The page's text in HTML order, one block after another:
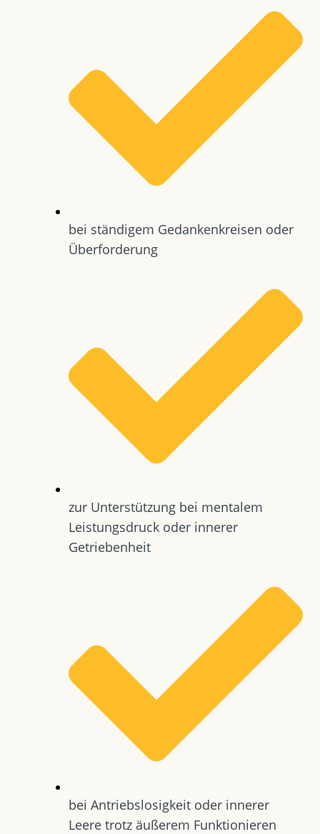
bei ständigem Gedankenkreisen oder
Überforderung
zur Unterstützung bei mentalem
Leistungsdruck oder innerer
Getriebenheit
bei Antriebslosigkeit oder innerer
Leere trotz äußerem Funktionieren